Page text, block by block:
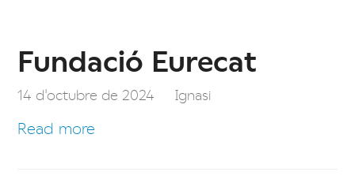
Fundació Eurecat
14 d'octubre de 2024 Ignasi
Read more